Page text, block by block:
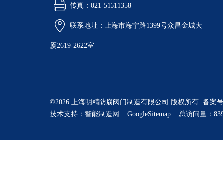
传真：021-51611358
联系地址：上海市海宁路1399号众昌金城大
厦2619-2622室
©2026 上海明精防腐阀门制造有限公司 版权所有 备案
技术支持： 智能制造网 GoogleSitemap 总访问量：